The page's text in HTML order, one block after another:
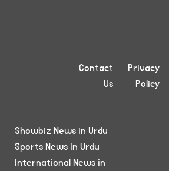
Privacy
Policy
Contact
Us
Showbiz News in Urdu
Sports News in Urdu
International News in